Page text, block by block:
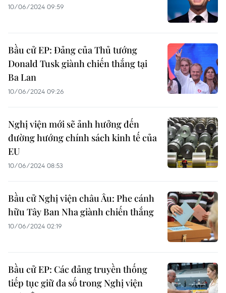
10/06/2024 09:59
Bầu cử EP: Đảng của Thủ tướng
Donald Tusk giành chiến thắng tại
Ba Lan
10/06/2024 09:26
Nghị viện mới sẽ ảnh hưởng đến
đường hướng chính sách kinh tế của
EU
10/06/2024 08:53
Bầu cử Nghị viện châu Âu: Phe cánh
hữu Tây Ban Nha giành chiến thắng
10/06/2024 02:19
Bầu cử EP: Các đảng truyền thống
tiếp tục giữ đa số trong Nghị viện